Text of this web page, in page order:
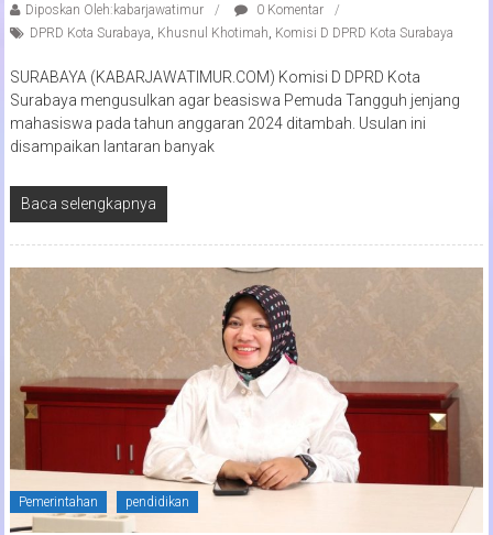
Diposkan Oleh:kabarjawatimur
0 Komentar
DPRD Kota Surabaya, Khusnul Khotimah, Komisi D DPRD Kota Surabaya
SURABAYA (KABARJAWATIMUR.COM) Komisi D DPRD Kota
Surabaya mengusulkan agar beasiswa Pemuda Tangguh jenjang
mahasiswa pada tahun anggaran 2024 ditambah. Usulan ini
disampaikan lantaran banyak
Baca selengkapnya
Pemerintahan pendidikan